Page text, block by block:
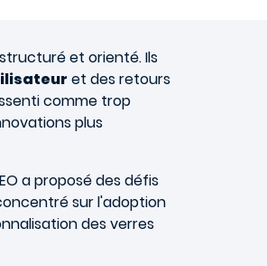
et orienté. Ils
et des retours
comme trop
plus
a proposé des défis
sur l'adoption
des verres